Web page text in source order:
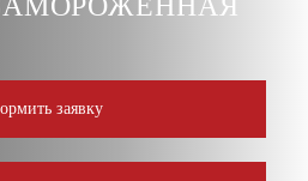
заявку